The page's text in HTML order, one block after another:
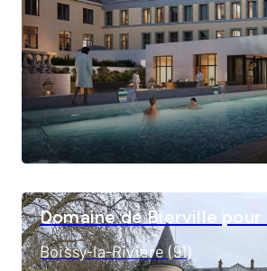
Domaine de Bierville pour
Boissy-la-Rivière (91)